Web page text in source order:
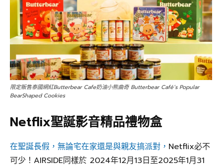
限定販售泰國網紅Butterbear Cafe奶油小熊曲奇 Butterbear Café’s Popular
BearShaped Cookies
Netflix聖誕影音精品禮物盒
在聖誕長假，無論宅在家還是與親友搞派對， Netflix必不
可少！AIRSIDE同樣於 2024年12月13日至2025年1月31